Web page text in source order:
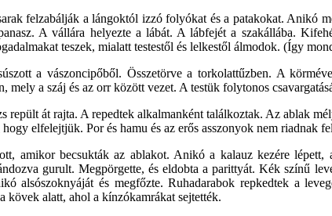
felzabálják a lángoktól izzó folyókat és a patakokat. Anikó
A vállára helyezte a lábát. A lábfejét a szakállába.
teszek, mialatt testestől és lelkestől álmodok. (Így
a vászoncipőből. Összetörve a torkolattűzben. A
mely a száj és az orr között vezet. A testük folytonos
repült át rajta. A repedtek alkalmanként találkoztak. Az ablak
elfelejtjük. Por és hamu és az erős asszonyok nem riadnak
amikor becsukták az ablakot. Anikó a kalauz kezére
gurult. Megpörgette, és eldobta a parittyát. Kék színű
alsószoknyáját és megfőzte. Ruhadarabok repkedtek a
kövek alatt, ahol a kínzókamrákat sejtették.